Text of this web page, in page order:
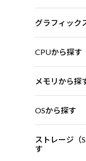
グラフィック
CPUから探す
メモリから探
OSから探す
ストレージ（
す